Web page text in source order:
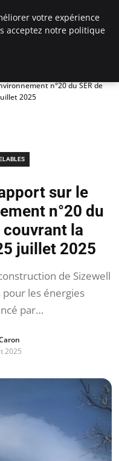
n°20 du SER de
2025
sur le
n°20 du
couvrant la
juillet 2025
de Sizewell
pour les énergies
par…
2025
votre expérience
acceptez notre politique